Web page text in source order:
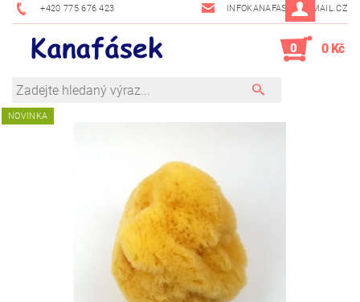
+420 775 676 423 INFOKANAFASEK@EMAIL.CZ
0 0 Kč
NOVINKA